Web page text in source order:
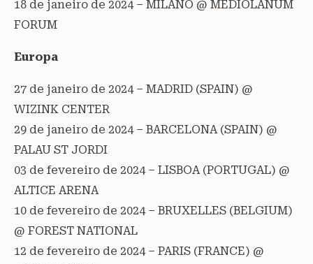
18 de janeiro de 2024 – MILANO @ MEDIOLANUM
FORUM
Europa
27 de janeiro de 2024 – MADRID (SPAIN) @
WIZINK CENTER
29 de janeiro de 2024 – BARCELONA (SPAIN) @
PALAU ST JORDI
03 de fevereiro de 2024 – LISBOA (PORTUGAL) @
ALTICE ARENA
10 de fevereiro de 2024 – BRUXELLES (BELGIUM)
@ FOREST NATIONAL
12 de fevereiro de 2024 – PARIS (FRANCE) @